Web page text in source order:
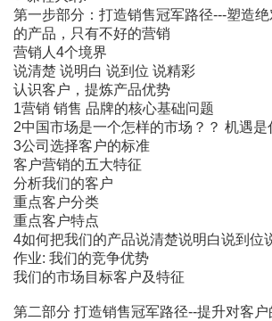
第一步部分：打造销售冠军路径---塑造
的产品，只有不好的营销
营销人4个境界
说清楚 说明白 说到位 说精彩
认识客户，提炼产品优势
1营销 销售 品牌的核心基础问题
2中国市场是一个怎样的市场？？ 机遇是
3公司选择客户的标准
客户营销的五大特征
分析我们的客户
重点客户分类
重点客户特点
4如何把我们的产品说清楚说明白说到位
作业: 我们的竞争优势
我们的市场目标客户及特征
第二部分 打造销售冠军路径--提升对客